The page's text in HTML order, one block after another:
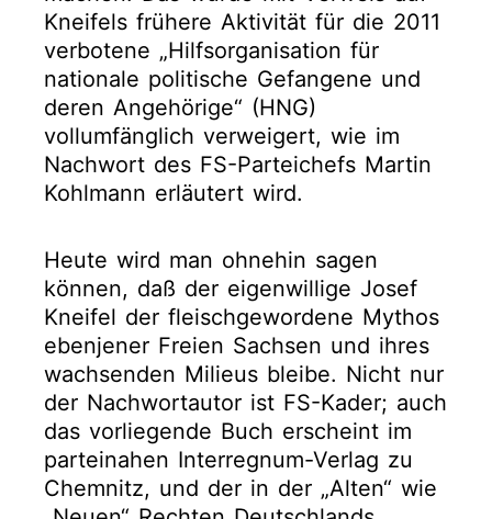
Kneifels frühere Aktivität für die 2011
verbotene „Hilfsorganisation für
nationale politische Gefangene und
deren Angehörige“ (HNG)
vollumfänglich verweigert, wie im
Nachwort des FS-Parteichefs Martin
Kohlmann erläutert wird.
Heute wird man ohnehin sagen
können, daß der eigenwillige Josef
Kneifel der fleischgewordene Mythos
ebenjener Freien Sachsen und ihres
wachsenden Milieus bleibe. Nicht nur
der Nachwortautor ist FS-Kader; auch
das vorliegende Buch erscheint im
parteinahen Interregnum-Verlag zu
Chemnitz, und der in der „Alten“ wie